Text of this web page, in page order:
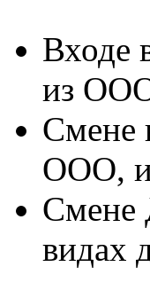
Входе
из
Cмене
ООО,
Cмене
видах